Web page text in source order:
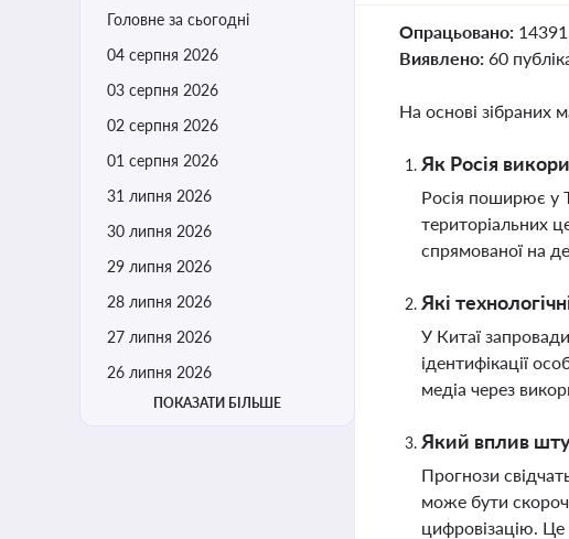
Головне за сьогодні
04 серпня 2026
03 серпня 2026
02 серпня 2026
01 серпня 2026
31 липня 2026
30 липня 2026
29 липня 2026
28 липня 2026
27 липня 2026
26 липня 2026
ПОКАЗАТИ БІЛЬШЕ
Опрацьовано:
Виявлено: 60
На основі зібраних
Як Росія
Росія поширює у
територіальних
спрямованої на
Які
У Китаї
ідентифікації
медіа через
Який вплив
Прогнози
може бути
цифровізацію. Це